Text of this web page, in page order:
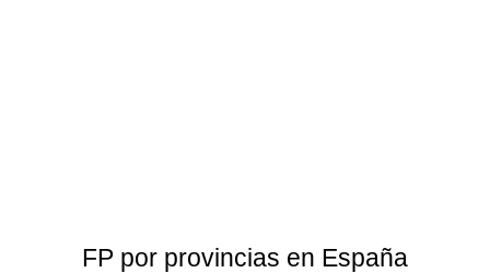
FP por provincias en España